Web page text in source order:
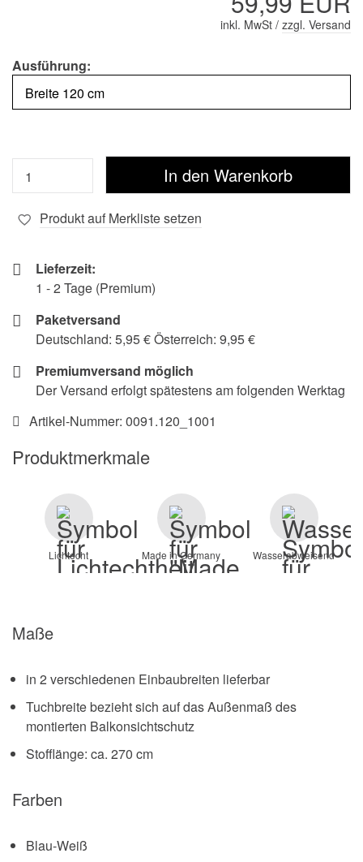
inkl. MwSt / zzgl. Versand
Ausführung:
Produkt auf Merkliste setzen
Lieferzeit:
1 - 2 Tage (Premium)
Paketversand
Deutschland: 5,95 € Österreich: 9,95 €
Premiumversand möglich
Der Versand erfolgt spätestens am folgenden Werktag
Artikel-Nummer: 0091.120_1001
Produktmerkmale
Lichtecht Made in Germany Wasserabweisend
Maße
in 2 verschiedenen Einbaubreiten lieferbar
Tuchbreite bezieht sich auf das Außenmaß des
montierten Balkonsichtschutz
Stofflänge: ca. 270 cm
Farben
Blau-Weiß